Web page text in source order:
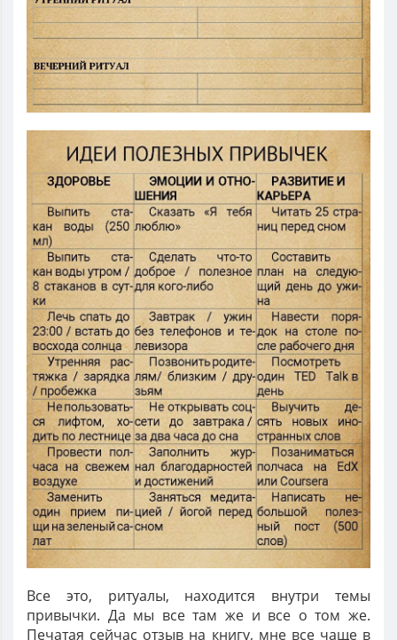
Все это, ритуалы, находится внутри темы
привычки. Да мы все там же и все о том же.
Печатая сейчас отзыв на книгу, мне все чаще в